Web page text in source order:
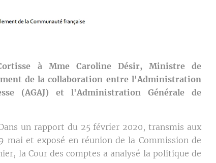
à Mme Caroline Désir, Ministre de
de la collaboration entre l'Administration
(AGAJ) et l'Administration Générale de
un rapport du 25 février 2020, transmis aux
mai et exposé en réunion de la Commission de
la Cour des comptes a analysé la politique de